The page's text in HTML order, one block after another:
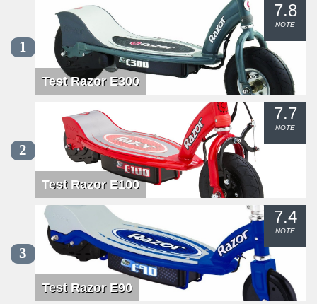
1
7.8
NOTE
Test Razor E300
2
7.7
NOTE
Test Razor E100
3
7.4
NOTE
Test Razor E90